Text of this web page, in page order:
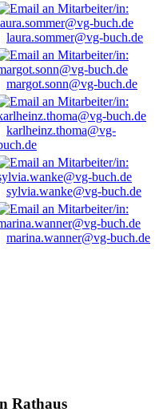
laura.sommer@vg-buch.de
margot.sonn@vg-buch.de
karlheinz.thoma@vg-
sylvia.wanke@vg-buch.de
marina.wanner@vg-buch.de
Rathaus